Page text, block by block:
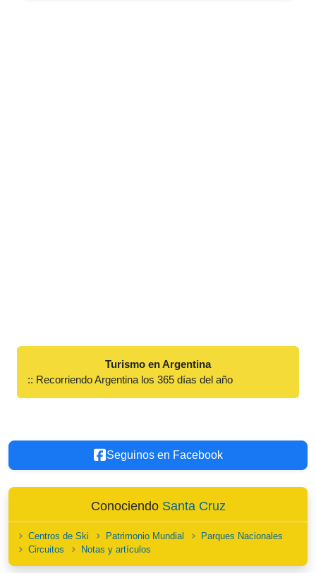
Turismo en Argentina
:: Recorriendo Argentina los 365 días del año
Seguinos en Facebook
Conociendo Santa Cruz
Centros de Ski Patrimonio Mundial
Parques Nacionales
Circuitos
Notas y artículos